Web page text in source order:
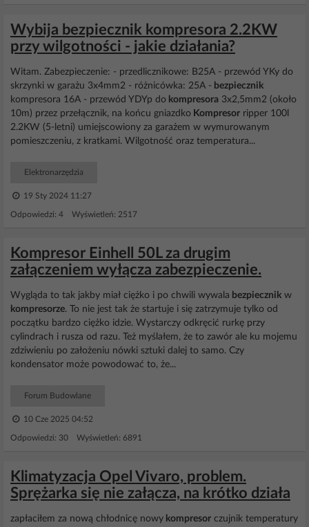
Wybija bezpiecznik kompresora 2.2KW
przy wilgotności - jakie działania?
Witam. Zabezpieczenie: - przedlicznikowe: B25A - przewód YKy do
skrzynki w garażu 3x4mm2 - różnicówka: 25A - bezpiecznik
kompresora 16A - przewód YDYp do kompresora 3x2,5mm2 (około
10m) przez przełącznik, na końcu gniazdko Kompresor ripper 100l
2.2KW (5-letni) umiejscowiony za garażem w wymurowanym
pomieszczeniu, z kratkami. Wilgotność oraz temperatura...
Elektronarzędzia
19 Sty 2024 11:27
Odpowiedzi: 4 Wyświetleń: 2517
Kompresor Einhell 50L za drugim
załączeniem wyłącza zabezpieczenie.
Wygląda to tak jakby miał ciężko i po chwili wywala bezpiecznik w
kompresorze. To nie jest tak że startuje i się zatrzymuje tylko od
początku bardzo ciężko idzie. Wystarczy odkręcić rurkę przy
cylindrach i rusza od razu. Też myślałem, że to zawór ale ku mojemu
zdziwieniu po założeniu nówki sztuki dalej to samo. Czy
kondensator może powodować to, że...
Forum Budowlane
10 Cze 2025 04:52
Odpowiedzi: 30 Wyświetleń: 6891
Klimatyzacja Opel Vivaro, problem.
Sprężarka się nie załącza, na krótko działa
zapłaciłem za nową chłodnicę nowy kompresor czujnik temperatury